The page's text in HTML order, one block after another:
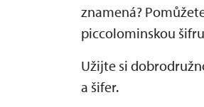
znamená?
piccolominskou
Užijte si
a šifer.